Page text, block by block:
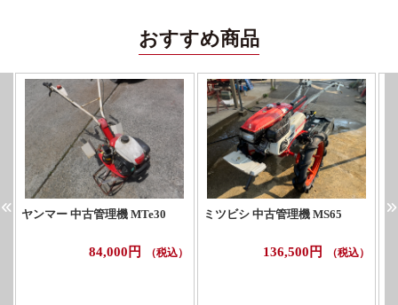
おすすめ商品
ヤンマー 中古管理機 MTe30
84,000円 （税込）
ミツビシ 中古管理機 MS65
136,500円 （税込）